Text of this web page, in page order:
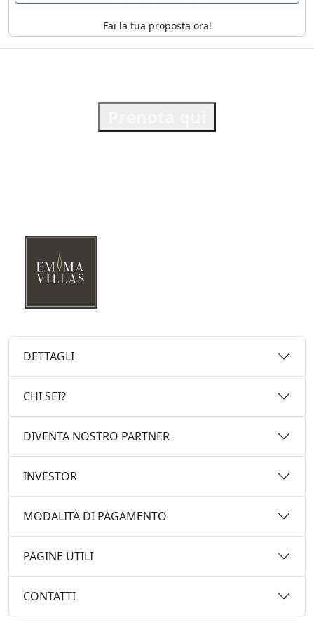
Fai la tua proposta ora!
DETTAGLI
CHI SEI?
DIVENTA NOSTRO PARTNER
INVESTOR
MODALITÀ DI PAGAMENTO
PAGINE UTILI
CONTATTI